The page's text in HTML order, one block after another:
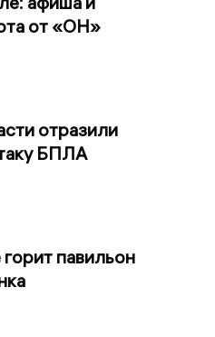
от «ОН»
отразили
БПЛА
павильон